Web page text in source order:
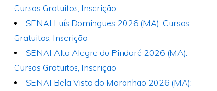
Cursos Gratuitos, Inscrição
SENAI Luís Domingues 2026 (MA): Cursos
Gratuitos, Inscrição
SENAI Alto Alegre do Pindaré 2026 (MA):
Cursos Gratuitos, Inscrição
SENAI Bela Vista do Maranhão 2026 (MA):